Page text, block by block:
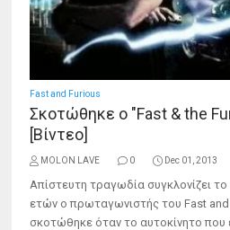
Fast and Furious
Σκοτώθηκε ο "Fast & the
[Βίντεο]
MOLON LAVE 0 Dec 01, 2013
Απίστευτη τραγωδία συγκλονίζει
ετών ο πρωταγωνιστής του Fast and
σκοτώθηκε όταν το αυτοκίνητο που